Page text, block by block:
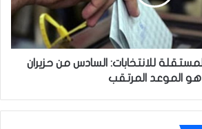
للانتخابات: السادس من حزيران
هو الموعد المرتقب